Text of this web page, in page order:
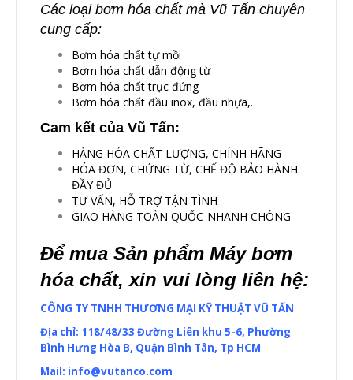
Các loại bơm hóa chất mà Vũ Tấn chuyên
cung cấp:
Bơm hóa chất tự mồi
Bơm hóa chất dẫn động từ
Bơm hóa chất trục đứng
Bơm hóa chất đầu inox, đầu nhựa,…
Cam kết của Vũ Tấn:
HÀNG HÓA CHẤT LƯỢNG, CHÍNH HÃNG
HÓA ĐƠN, CHỨNG TỪ, CHẾ ĐỘ BẢO HÀNH
ĐẦY ĐỦ
TƯ VẤN, HỖ TRỢ TẬN TÌNH
GIAO HÀNG TOÀN QUỐC-NHANH CHÓNG
Để mua Sản phẩm Máy bơm
hóa chất, xin vui lòng liên hệ:
CÔNG TY TNHH THƯƠNG MẠI KỸ THUẬT VŨ TẤN
Địa chỉ: 118/48/33 Đường Liên khu 5-6, Phường
Bình Hưng Hòa B, Quận Bình Tân, Tp HCM
Mail: info@vutanco.com